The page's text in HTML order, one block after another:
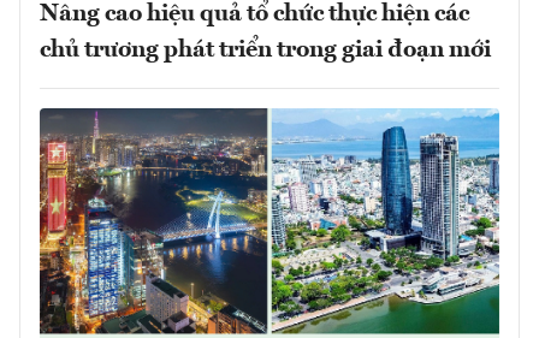
Nâng cao hiệu quả tổ chức thực hiện các
chủ trương phát triển trong giai đoạn mới